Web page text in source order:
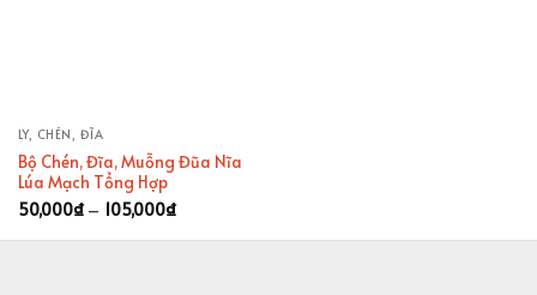
LY, CHÉN, ĐĨA
Bộ Chén, Đĩa, Muỗng Đũa Nĩa
Lúa Mạch Tổng Hợp
50,000₫ – 105,000₫Khoảng
từ